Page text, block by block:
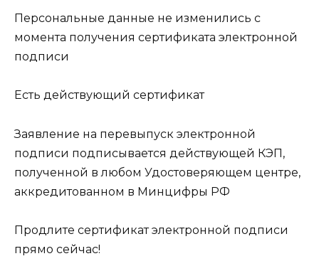
Персональные данные не изменились с
момента получения сертификата электронной
подписи
Есть действующий сертификат
Заявление на перевыпуск электронной
подписи подписывается действующей КЭП,
полученной в любом Удостоверяющем центре,
аккредитованном в Минцифры РФ
Продлите сертификат электронной подписи
прямо сейчас!